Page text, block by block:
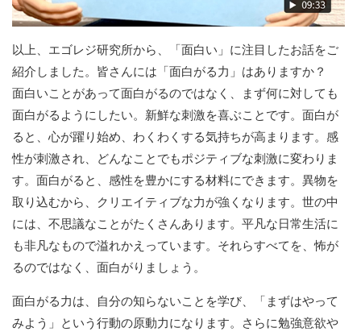
以上、エゴレジ研究所から、「面白い」に注目したお話をご
紹介しました。皆さんには「面白がる力」はありますか？
面白いことがあって面白がるのではなく、まず何に対しても
面白がるようにしたい。新鮮な刺激を喜ぶことです。面白が
ると、心が躍り始め、わくわくする気持ちが高まります。感
性が刺激され、どんなことでもポジティブな刺激に変わりま
す。面白がると、感性を豊かにする材料にできます。異物を
取り込むから、クリエイティブな力が強くなります。世の中
には、不思議なことがたくさんあります。平凡な日常生活に
も非凡なもので溢れかえっています。それらすべてを、怖が
るのではなく、面白がりましょう。
面白がる力は、自分の知らないことを学び、「まずはやって
みよう」という行動の原動力になります。さらに勉強意欲や